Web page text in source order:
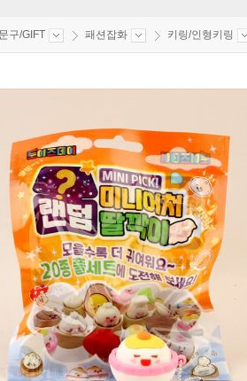
문구/GIFT 패션잡화 키링/인형키링